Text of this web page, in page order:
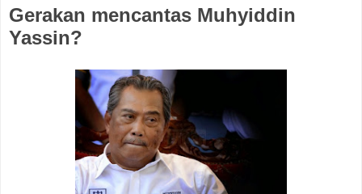
Gerakan mencantas Muhyiddin
Yassin?